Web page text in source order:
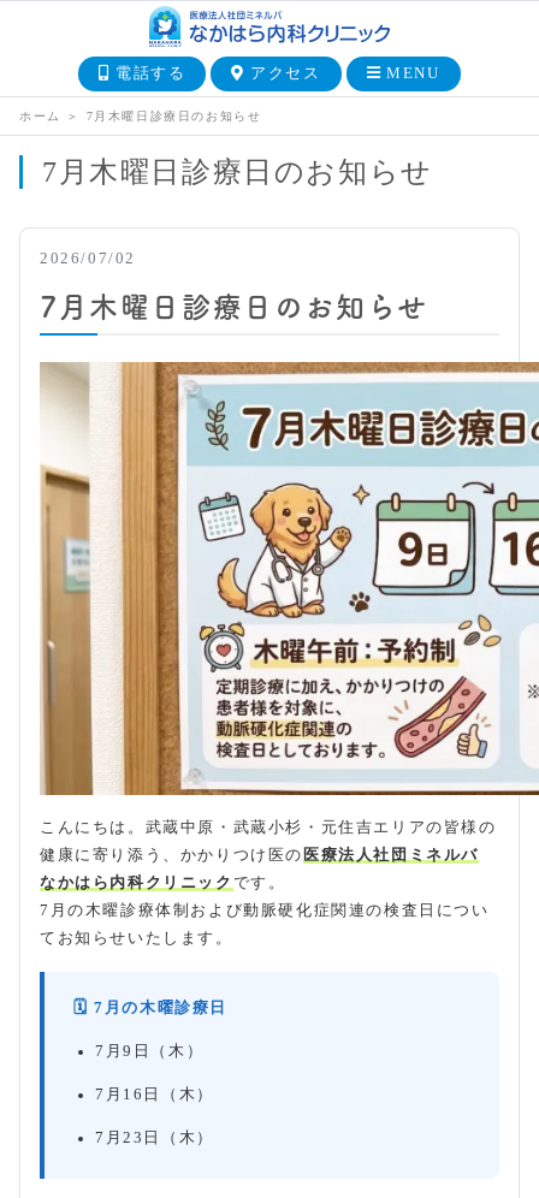
電話する アクセス MENU
ホーム ＞ 7月木曜日診療日のお知らせ
7月木曜日診療日のお知らせ
2026/07/02
7月木曜日診療日のお知らせ
こんにちは。武蔵中原・武蔵小杉・元住吉エリアの皆様の
健康に寄り添う、かかりつけ医の 医療法人社団ミネルバ
なかはら内科クリニック です。
7月の木曜診療体制および動脈硬化症関連の検査日につい
てお知らせいたします。
🗓 7月の木曜診療日
7月9日（木）
7月16日（木）
7月23日（木）